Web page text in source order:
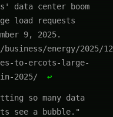
data center boom
load requests
9, 2025.
business/energy/2025/
to-ercots-large-
2025/
↩
so many data
see a bubble."